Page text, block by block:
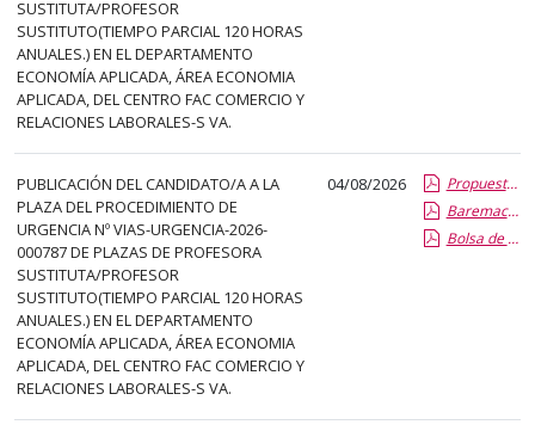
encontrará
los
anuncios
del
tablón
seleccionado
previamente.
En
la
primera
columna
el
título
antigua
SUSTITUTA/PROFESOR
SUSTITUTO(TIEMPO PARCIAL 120 HORAS
ANUALES.) EN EL DEPARTAMENTO
ECONOMÍA APLICADA, ÁREA ECONOMIA
APLICADA, DEL CENTRO FAC COMERCIO Y
RELACIONES LABORALES-S VA.
PUBLICACIÓN DEL CANDIDATO/A A LA
PLAZA DEL PROCEDIMIENTO DE
URGENCIA Nº VIAS-URGENCIA-2026-
000787 DE PLAZAS DE PROFESORA
SUSTITUTA/PROFESOR
SUSTITUTO(TIEMPO PARCIAL 120 HORAS
ANUALES.) EN EL DEPARTAMENTO
ECONOMÍA APLICADA, ÁREA ECONOMIA
APLICADA, DEL CENTRO FAC COMERCIO Y
RELACIONES LABORALES-S VA.
04/08/2026
Propuesta Formal de Contratacion por Vias de Urgencia
Baremacion de Candidatos
Bolsa de Empleo